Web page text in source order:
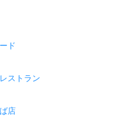
ド
ストラン
店